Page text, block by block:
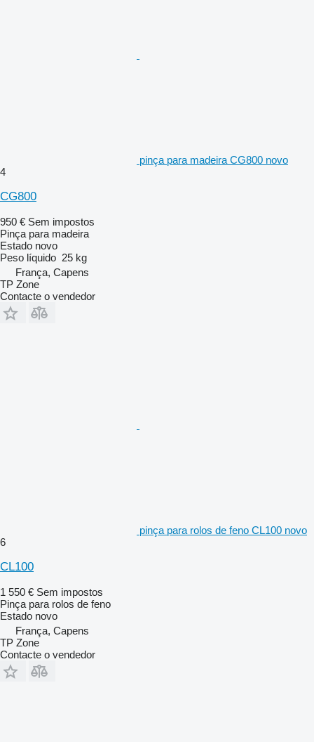
pinça para madeira CG800 novo
4
CG800
950 € Sem impostos
Pinça para madeira
Estado novo
Peso líquido 25 kg
França, Capens
TP Zone
Contacte o vendedor
pinça para rolos de feno CL100 novo
6
CL100
1 550 € Sem impostos
Pinça para rolos de feno
Estado novo
França, Capens
TP Zone
Contacte o vendedor